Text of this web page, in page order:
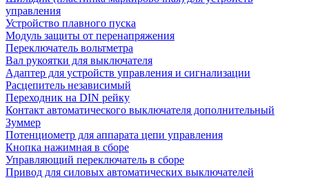
управления
Устройство плавного пуска
Модуль защиты от перенапряжения
Переключатель вольтметра
Вал рукоятки для выключателя
Адаптер для устройств управления и сигнализации
Расцепитель независимый
Переходник на DIN рейку
Контакт автоматического выключателя дополнительный
Зуммер
Потенциометр для аппарата цепи управления
Кнопка нажимная в сборе
Управляющий переключатель в сборе
Привод для силовых автоматических выключателей